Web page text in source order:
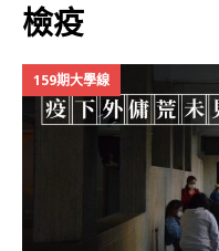
檢疫
159期大學線